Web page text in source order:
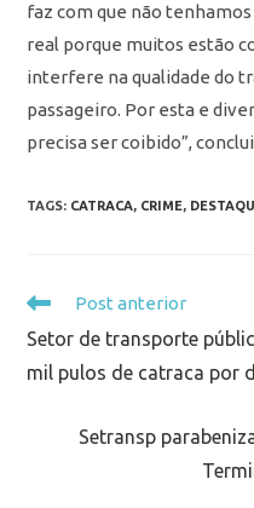
faz com que não
real porque muitos estão
interfere na qualidade do
passageiro. Por esta e
precisa ser coibido”,
TAGS: CATRACA, CRIME,
Post anterior
Setor de transporte
mil pulos de catraca por
Setransp